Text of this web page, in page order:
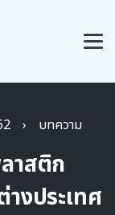
› บทความ
าสติก
งประเทศ